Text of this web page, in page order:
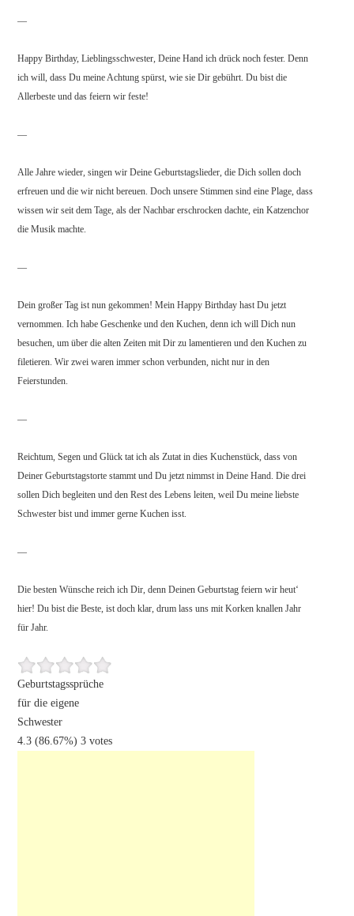
—
Happy Birthday, Lieblingsschwester, Deine Hand ich drück noch fester. Denn
ich will, dass Du meine Achtung spürst, wie sie Dir gebührt. Du bist die
Allerbeste und das feiern wir feste!
—
Alle Jahre wieder, singen wir Deine Geburtstagslieder, die Dich sollen doch
erfreuen und die wir nicht bereuen. Doch unsere Stimmen sind eine Plage, dass
wissen wir seit dem Tage, als der Nachbar erschrocken dachte, ein Katzenchor
die Musik machte.
—
Dein großer Tag ist nun gekommen! Mein Happy Birthday hast Du jetzt
vernommen. Ich habe Geschenke und den Kuchen, denn ich will Dich nun
besuchen, um über die alten Zeiten mit Dir zu lamentieren und den Kuchen zu
filetieren. Wir zwei waren immer schon verbunden, nicht nur in den
Feierstunden.
—
Reichtum, Segen und Glück tat ich als Zutat in dies Kuchenstück, dass von
Deiner Geburtstagstorte stammt und Du jetzt nimmst in Deine Hand. Die drei
sollen Dich begleiten und den Rest des Lebens leiten, weil Du meine liebste
Schwester bist und immer gerne Kuchen isst.
—
Die besten Wünsche reich ich Dir, denn Deinen Geburtstag feiern wir heut‘
hier! Du bist die Beste, ist doch klar, drum lass uns mit Korken knallen Jahr
für Jahr.
Geburtstagssprüche
für die eigene
Schwester
4.3 (86.67%)3 votes